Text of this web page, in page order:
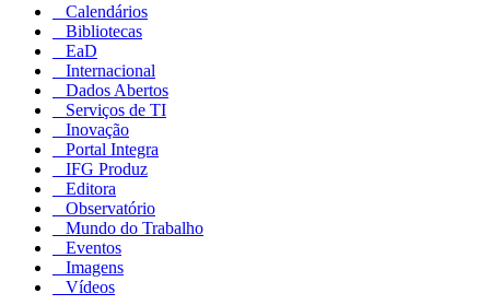
Calendários
Bibliotecas
EaD
Internacional
Dados Abertos
Serviços de TI
Inovação
Portal Integra
IFG Produz
Editora
Observatório
Mundo do Trabalho
Eventos
Imagens
Vídeos